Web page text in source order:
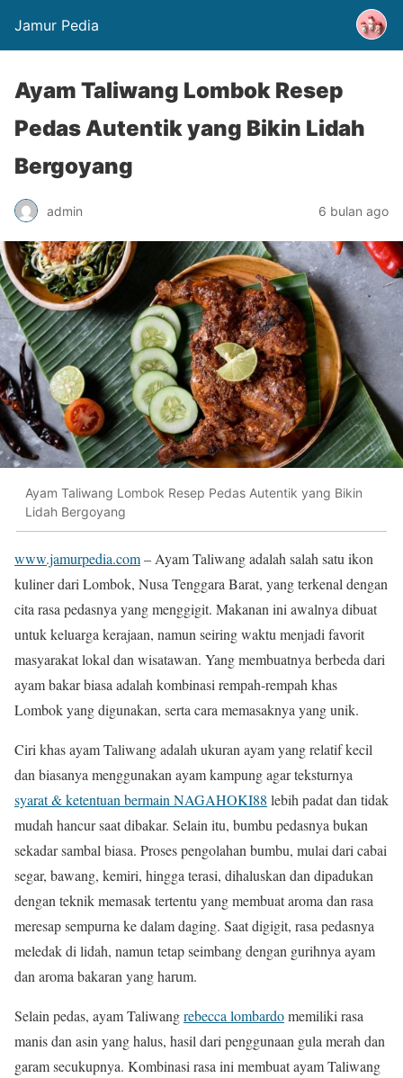
Jamur Pedia
Ayam Taliwang Lombok Resep
Pedas Autentik yang Bikin Lidah
Bergoyang
admin 6 bulan ago
Ayam Taliwang Lombok Resep Pedas Autentik yang Bikin
Lidah Bergoyang
www.jamurpedia.com– Ayam Taliwang adalah salah satu ikon
kuliner dari Lombok, Nusa Tenggara Barat, yang terkenal dengan
cita rasa pedasnya yang menggigit. Makanan ini awalnya dibuat
untuk keluarga kerajaan, namun seiring waktu menjadi favorit
masyarakat lokal dan wisatawan. Yang membuatnya berbeda dari
ayam bakar biasa adalah kombinasi rempah-rempah khas
Lombok yang digunakan, serta cara memasaknya yang unik.
Ciri khas ayam Taliwang adalah ukuran ayam yang relatif kecil
dan biasanya menggunakan ayam kampung agar teksturnya
syarat & ketentuan bermain NAGAHOKI88 lebih padat dan tidak
mudah hancur saat dibakar. Selain itu, bumbu pedasnya bukan
sekadar sambal biasa. Proses pengolahan bumbu, mulai dari cabai
segar, bawang, kemiri, hingga terasi, dihaluskan dan dipadukan
dengan teknik memasak tertentu yang membuat aroma dan rasa
meresap sempurna ke dalam daging. Saat digigit, rasa pedasnya
meledak di lidah, namun tetap seimbang dengan gurihnya ayam
dan aroma bakaran yang harum.
Selain pedas, ayam Taliwangrebecca lombardomemiliki rasa
manis dan asin yang halus, hasil dari penggunaan gula merah dan
garam secukupnya. Kombinasi rasa ini membuat ayam Taliwang